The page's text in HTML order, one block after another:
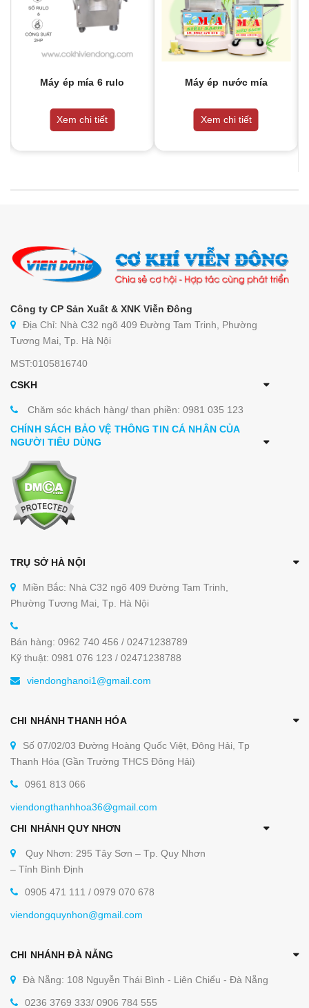
Máy ép mía 6 rulo
Xem chi tiết
Máy ép nước mía
Xem chi tiết
Công ty CP Sản Xuất & XNK Viễn Đông
Địa Chỉ: Nhà C32 ngõ 409 Đường Tam Trinh, Phường
Tương Mai, Tp. Hà Nội
MST:0105816740
CSKH
Chăm sóc khách hàng/ than phiền: 0981 035 123
CHÍNH SÁCH BẢO VỆ THÔNG TIN CÁ NHÂN CỦA
NGƯỜI TIÊU DÙNG
TRỤ SỞ HÀ NỘI
Miền Bắc: Nhà C32 ngõ 409 Đường Tam Trinh,
Phường Tương Mai, Tp. Hà Nội
Bán hàng: 0962 740 456 / 02471238789
Kỹ thuật: 0981 076 123 / 02471238788
viendonghanoi1@gmail.com
CHI NHÁNH THANH HÓA
Số 07/02/03 Đường Hoàng Quốc Việt, Đông Hải, Tp
Thanh Hóa (Gần Trường THCS Đông Hải)
0961 813 066
viendongthanhhoa36@gmail.com
CHI NHÁNH QUY NHƠN
Quy Nhơn: 295 Tây Sơn – Tp. Quy Nhơn
– Tỉnh Bình Định
0905 471 111 / 0979 070 678
viendongquynhon@gmail.com
CHI NHÁNH ĐÀ NẴNG
Đà Nẵng: 108 Nguyễn Thái Bình - Liên Chiểu - Đà Nẵng
0236 3769 333/ 0906 784 555